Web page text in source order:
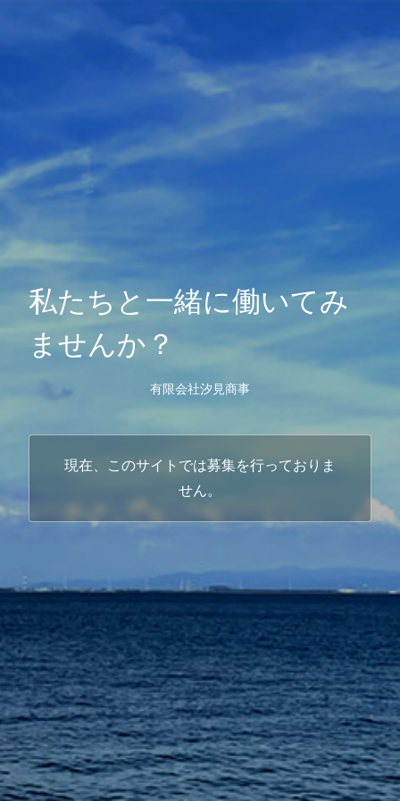
私たちと一緒に働いてみ
ませんか？
有限会社汐見商事
現在、このサイトでは募集を行っておりま
せん。